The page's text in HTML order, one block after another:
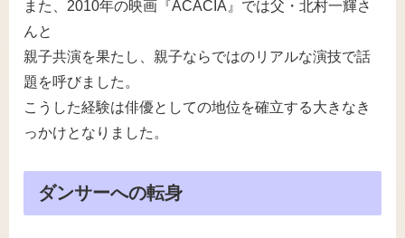
また、2010年の映画『ACACIA』では父・北村一輝さ
んと
親子共演を果たし、親子ならではのリアルな演技で話
題を呼びました。
こうした経験は俳優としての地位を確立する大きなき
っかけとなりました。
ダンサーへの転身